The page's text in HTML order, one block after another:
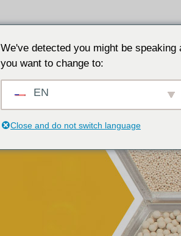
We've detected you might be speaking
you want to change to:
EN
Close and do not switch language